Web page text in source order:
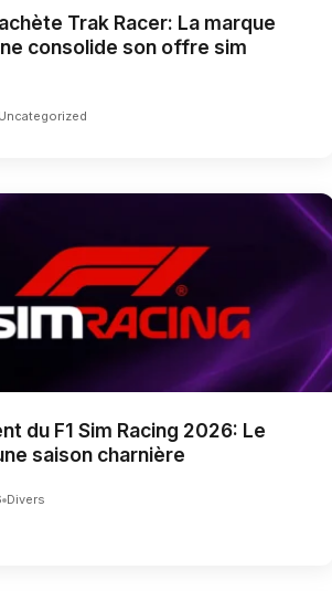
Trak Racer: La marque
consolide son offre sim
Uncategorized
du F1 Sim Racing 2026: Le
saison charnière
Divers